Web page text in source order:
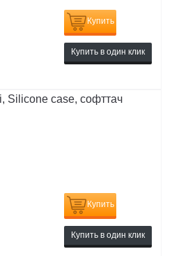
Купить
Купить в один клик
Silicone case, софттач
Купить
Купить в один клик